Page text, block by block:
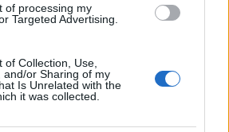
of processing my
Targeted Advertising.
of Collection, Use,
and/or Sharing of my
Is Unrelated with the
it was collected.